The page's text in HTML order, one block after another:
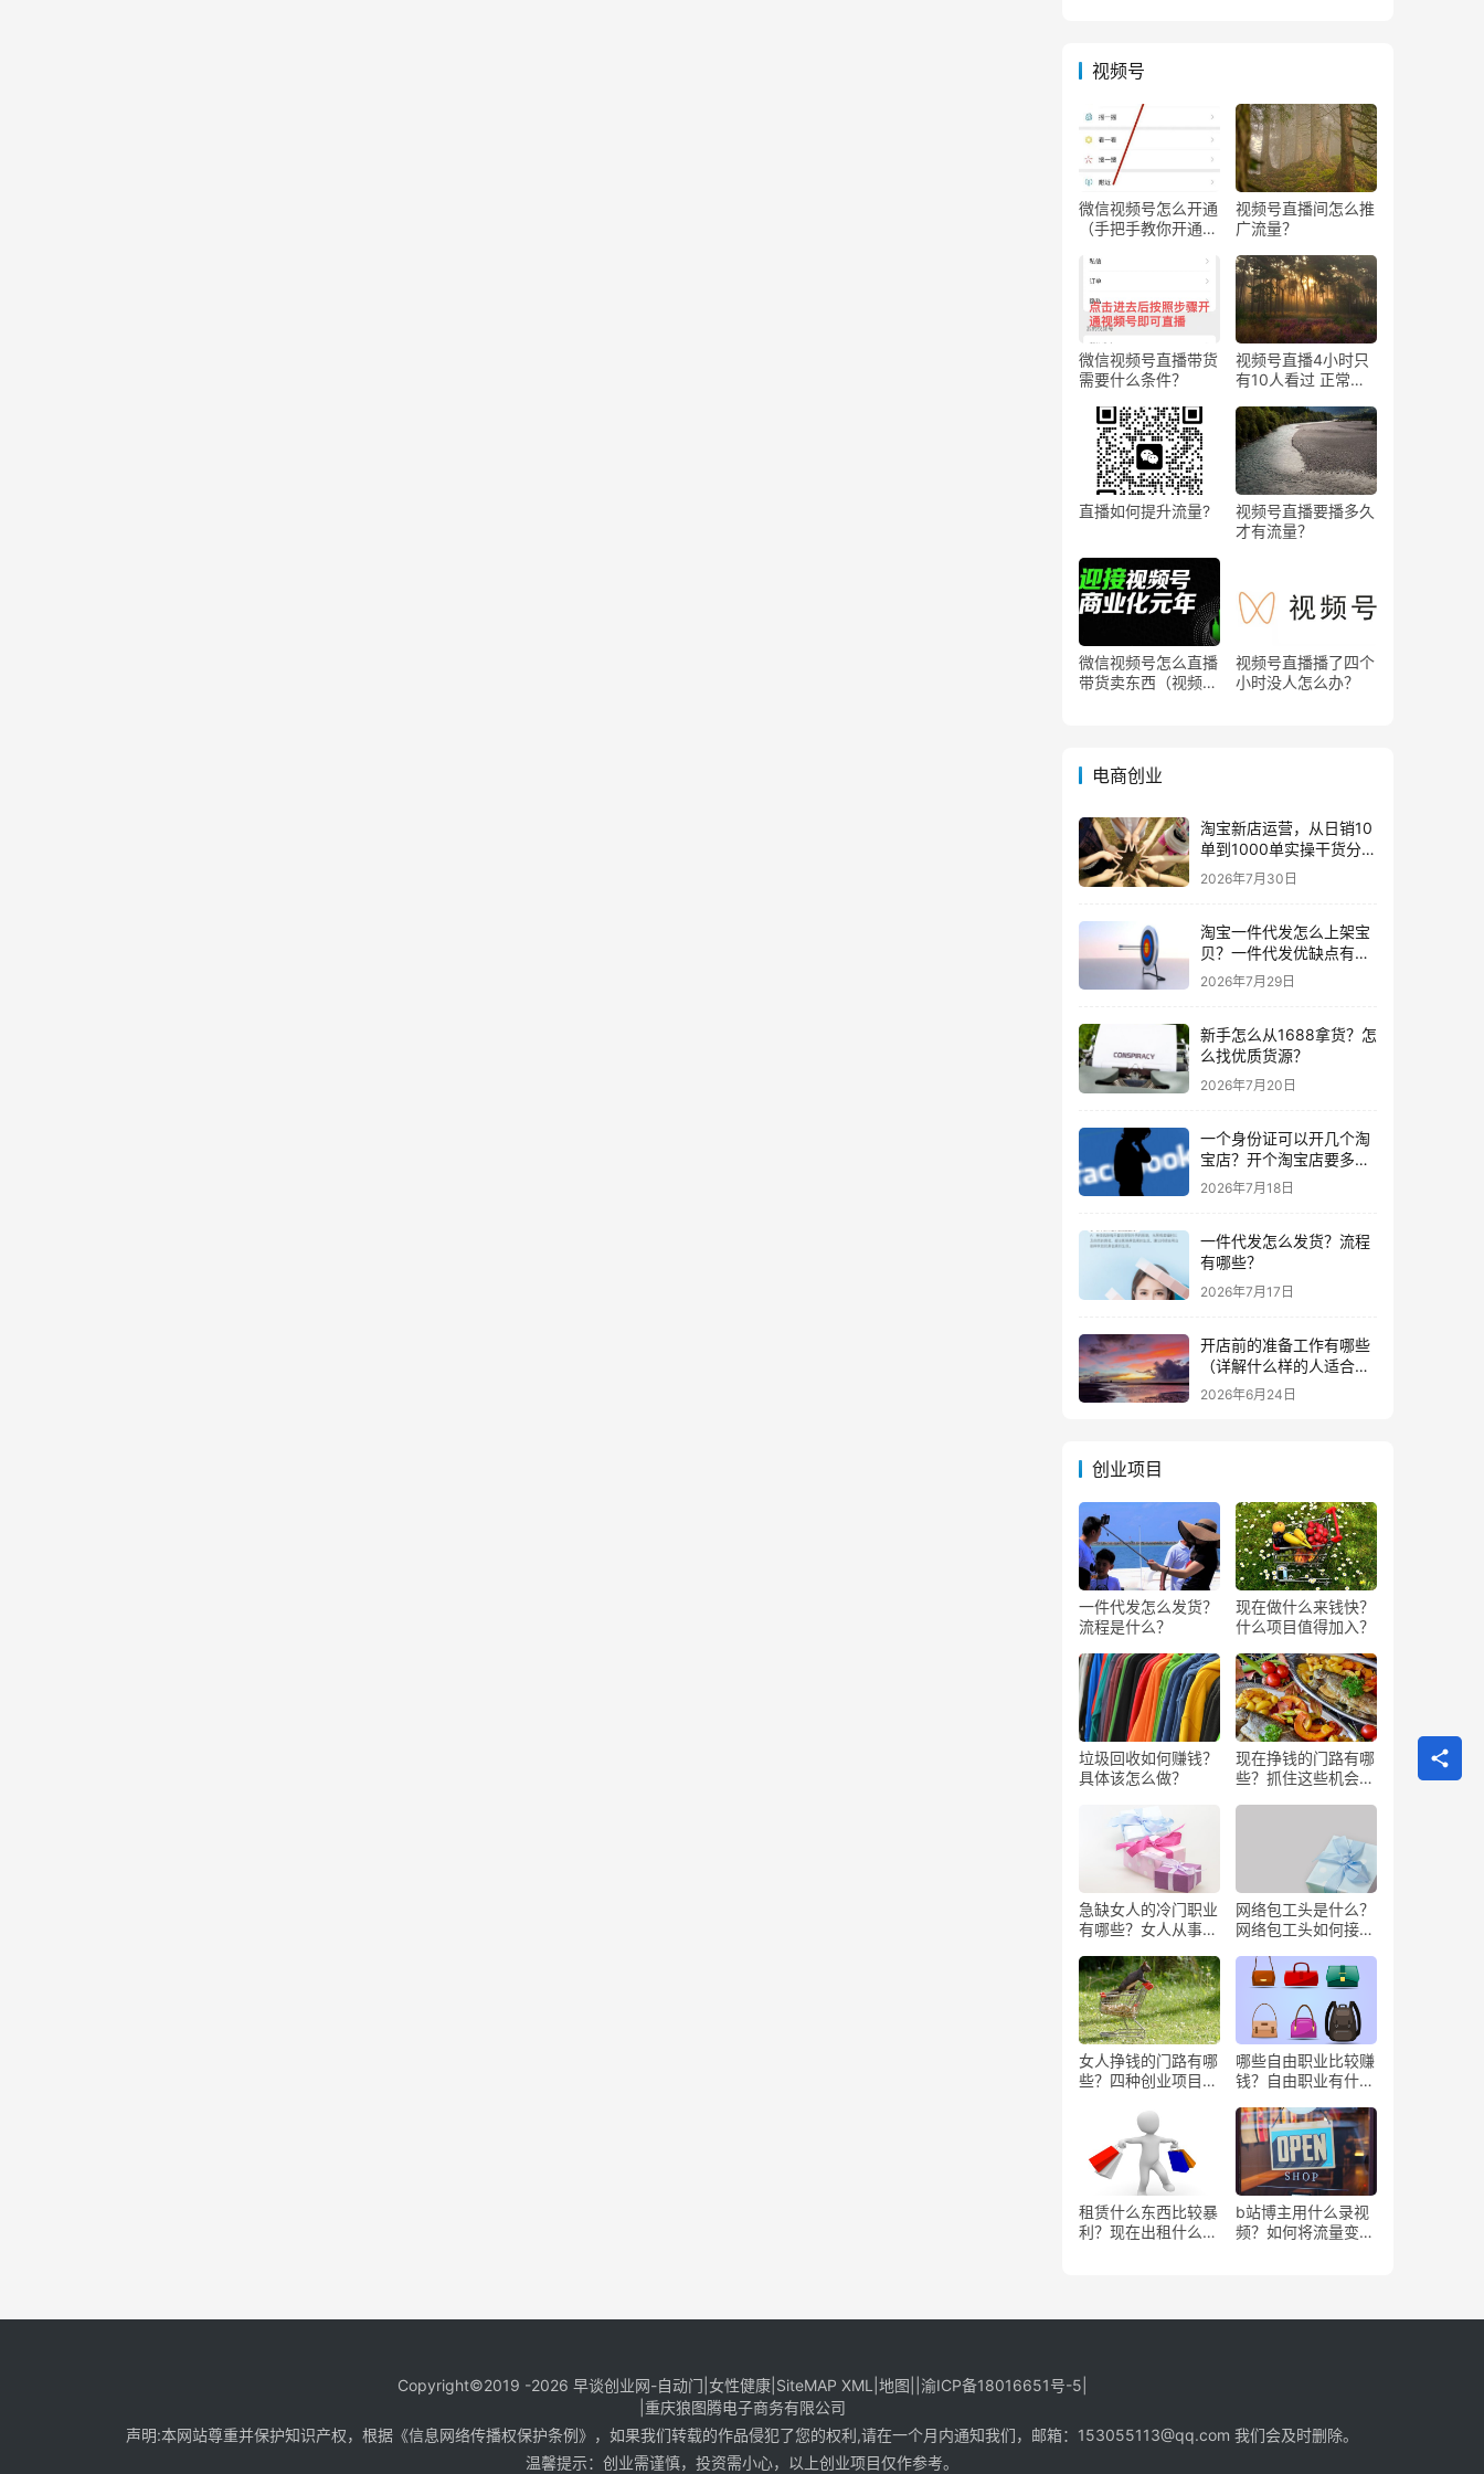
视频号
微信视频号怎么开通
（手把手教你开通微
视频号直播间怎么推
广流量？
微信视频号直播带货
需要什么条件？
视频号直播4小时只
有10人看过 正常
直播如何提升流量?
视频号直播要播多久
才有流量？
微信视频号怎么直播
带货卖东西（视频号
视频号直播播了四个
小时没人怎么办？
电商创业
淘宝新店运营，从日销10
单到1000单实操干货分
享！
2026年7月30日
淘宝一件代发怎么上架宝
贝？一件代发优缺点有哪
些？
2026年7月29日
新手怎么从1688拿货？怎
么找优质货源？
2026年7月20日
一个身份证可以开几个淘
宝店？开个淘宝店要多少
钱？
2026年7月18日
一件代发怎么发货？流程
有哪些？
2026年7月17日
开店前的准备工作有哪些
（详解什么样的人适合做
生意）
2026年6月24日
创业项目
一件代发怎么发货？
流程是什么？
现在做什么来钱快？
什么项目值得加入？
垃圾回收如何赚钱？
具体该怎么做？
现在挣钱的门路有哪
些？抓住这些机会闷
急缺女人的冷门职业
有哪些？女人从事哪
网络包工头是什么？
网络包工头如何接业
女人挣钱的门路有哪
些？四种创业项目推
哪些自由职业比较赚
钱？自由职业有什么
租赁什么东西比较暴
利？现在出租什么更
b站博主用什么录视
频？如何将流量变
Copyright©2019 -2026 早谈创业网-自动门 女性健康| SiteMAP XML 地图 渝ICP备18016651号-5
重庆狼图腾电子商务有限公司
声明:本网站尊重并保护知识产权，根据《信息网络传播权保护条例》，如果我们转载的作品侵犯了您的权利,请在一个月内通知我们，邮箱：153055113@qq.com 我们会及时删除。
温馨提示：创业需谨慎，投资需小心，以上创业项目仅作参考。